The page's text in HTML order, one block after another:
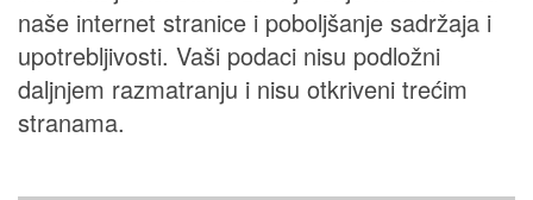
naše internet stranice i poboljšanje sadržaja i
upotrebljivosti. Vaši podaci nisu podložni
daljnjem razmatranju i nisu otkriveni trećim
stranama.